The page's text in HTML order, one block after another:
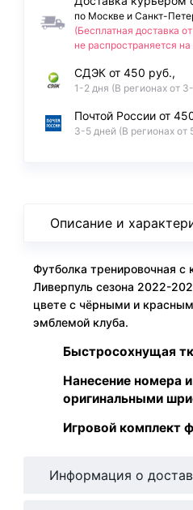
по Москве и Санкт-
(Бесплатная доставка
не распространяется на
СДЭК от 450 руб.,
1-2 дня (В регионах от
Почтой России от
3-5 дней (В регионах от
Описание и
Футболка тренировочная
Ливерпуль сезона 2022-
цвете с чёрными и
эмблемой клуба.
Быстросохнущая
Нанесение номера
оригинальными
Игровой комплект
Информация о